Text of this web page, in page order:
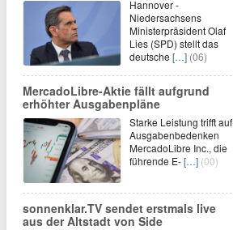
Hannover -
Niedersachsens
Ministerpräsident Olaf
Lies (SPD) stellt das
deutsche […] (06)
MercadoLibre-Aktie fällt aufgrund
erhöhter Ausgabenpläne
Starke Leistung trifft auf
Ausgabenbedenken
MercadoLibre Inc., die
führende E-[…] (00)
sonnenklar.TV sendet erstmals live
aus der Altstadt von Side